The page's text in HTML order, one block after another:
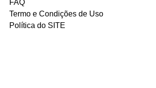
FAQ
Termo e Condições de Uso
Política do SITE